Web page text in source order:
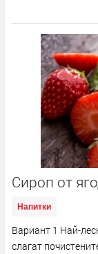
Сироп от
Напитки
Вариант 1 Най-
слагат